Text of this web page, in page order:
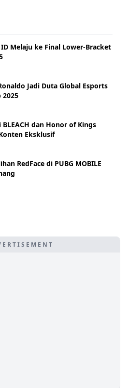
Melaju ke Final Lower-Bracket
Jadi Duta Global Esports
2025
BLEACH dan Honor of Kings
Eksklusif
RedFace di PUBG MOBILE